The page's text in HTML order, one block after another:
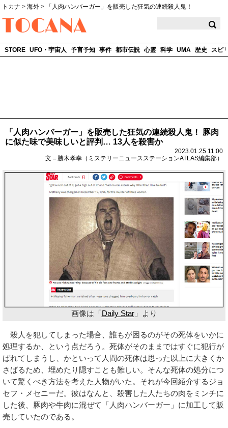
トカナ > 海外 >
「人肉ハンバーガー」を販売した狂気の連続殺人鬼！
STORE UFO・宇宙人 予言予知 事件 都市伝説 心霊 科学 UMA 歴史 スピ
「人肉ハンバーガー」を販売した狂気の連続殺人鬼！ 豚肉
に似た味で美味しいと評判… 13人を殺害か
2023.01.25 11:00
文＝勝木孝幸（ミステリーニュースステーションATLAS編集部）
画像は「Daily Star」より
殺人を犯してしまった場合、誰もが困るのがその死体をいかに
処理するか、という点だろう。死体がそのままではすぐに犯行が
ばれてしまうし、かといって人間の死体は思った以上に大きくか
さばるため、埋めたり隠すことも難しい。そんな死体の処分につ
いて驚くべき方法を考えた人物がいた。それが今回紹介するジョ
セフ・メセニーだ。彼はなんと、殺害した人たちの肉をミンチに
した後、豚肉や牛肉に混ぜて「人肉ハンバーガー」に加工して販
売していたのである。